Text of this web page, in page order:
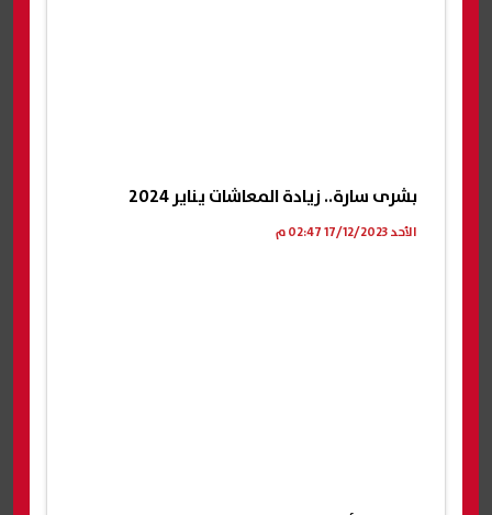
بشرى سارة.. زيادة المعاشات يناير 2024
الأحد 17/12/2023 02:47 م